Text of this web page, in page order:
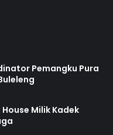
Pemangku Pura
Milik Kadek